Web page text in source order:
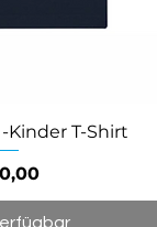
-Kinder T-Shirt